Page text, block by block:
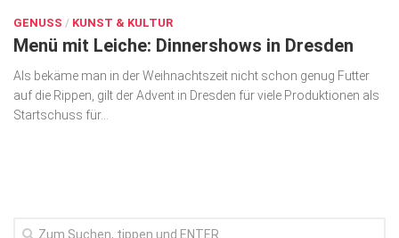
GENUSS / KUNST & KULTUR
Menü mit Leiche: Dinnershows in Dresden
Als bekäme man in der Weihnachtszeit nicht schon genug Futter
auf die Rippen, gilt der Advent in Dresden für viele Produktionen als
Startschuss für...